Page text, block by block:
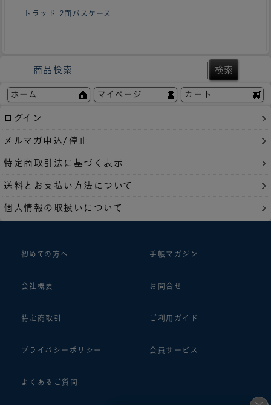
トラッド 2面パスケース
商品検索
ホーム マイページ カート
ログイン
メルマガ申込/停止
特定商取引法に基づく表示
送料とお支払い方法について
個人情報の取扱いについて
初めての方へ 手帳マガジン
会社概要 お問合せ
特定商取引 ご利用ガイド
プライバシーポリシー 会員サービス
よくあるご質問